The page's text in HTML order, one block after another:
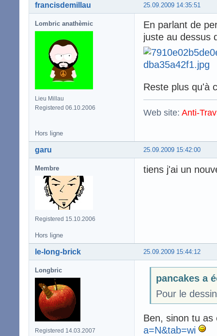
25.09.2009 14:35:51
francisdemillau
Lombric anathèmic
Lieu Millau
Registered 06.10.2006
En parlant de
juste au dessus
Reste plus qu'à
Web site: Anti-
Hors ligne
25.09.2009 15:42:00
garu
Membre
Registered 15.10.2006
tiens j'ai un
Hors ligne
25.09.2009 15:44:12
le-long-brick
Longbric
Registered 14.03.2007
pancakes a
Pour le
Ben, sinon tu
a=N&tab=wi